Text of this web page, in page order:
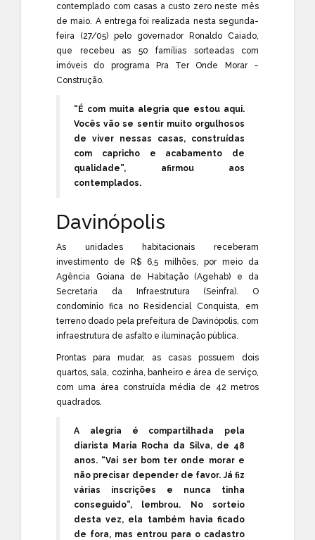
contemplado com casas a custo zero neste mês
de maio. A entrega foi realizada nesta segunda-
feira (27/05) pelo governador Ronaldo Caiado,
que recebeu as 50 famílias sorteadas com
imóveis do programa Pra Ter Onde Morar –
Construção.
“É com muita alegria que estou aqui.
Vocês vão se sentir muito orgulhosos
de viver nessas casas, construídas
com capricho e acabamento de
qualidade”, afirmou aos
contemplados.
Davinópolis
As unidades habitacionais receberam
investimento de R$ 6,5 milhões, por meio da
Agência Goiana de Habitação (Agehab) e da
Secretaria da Infraestrutura (Seinfra). O
condomínio fica no Residencial Conquista, em
terreno doado pela prefeitura de Davinópolis, com
infraestrutura de asfalto e iluminação pública.
Prontas para mudar, as casas possuem dois
quartos, sala, cozinha, banheiro e área de serviço,
com uma área construída média de 42 metros
quadrados.
A alegria é compartilhada pela
diarista Maria Rocha da Silva, de 48
anos. “Vai ser bom ter onde morar e
não precisar depender de favor. Já fiz
várias inscrições e nunca tinha
conseguido”, lembrou. No sorteio
desta vez, ela também havia ficado
de fora, mas entrou para o cadastro